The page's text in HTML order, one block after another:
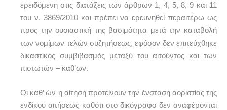
ερειδόμενη στις διατάξεις των άρθρων 1, 4, 5, 8, 9 και 11
του ν. 3869/2010 και πρέπει να ερευνηθεί περαιτέρω ως
προς την ουσιαστική της βασιμότητα μετά την καταβολή
των νομίμων τελών συζητήσεως, εφόσον δεν επιτεύχθηκε
δικαστικός συμβιβασμός μεταξύ του αιτούντος και των
πιστωτών – καθ’ων.
Οι καθ’ ών η αίτηση προτείνουν την ένσταση αοριστίας της
ενδίκου αιτήσεως καθότι στο δικόγραφο δεν αναφέρονται